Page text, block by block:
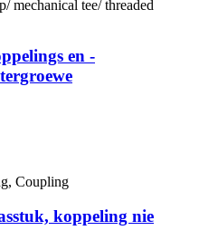
en -
koppeling nie